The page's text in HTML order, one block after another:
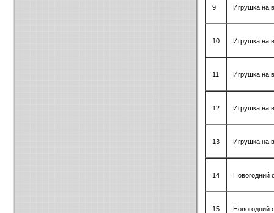
9 Игрушка на
10 Игрушка на
11 Игрушка на
12 Игрушка на
13 Игрушка на
14 Новогодний
15 Новогодний